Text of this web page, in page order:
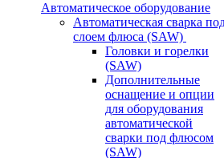
Автоматическое оборудование
Автоматическая сварка
слоем флюса (SAW)
Головки и горелки
(SAW)
Дополнительные
оснащение и опции
для оборудования
автоматической
сварки под флюсом
(SAW)